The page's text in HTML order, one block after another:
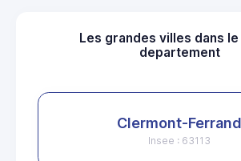
Les grandes villes dans
departement
Clermont-Ferrand
Insee : 63113